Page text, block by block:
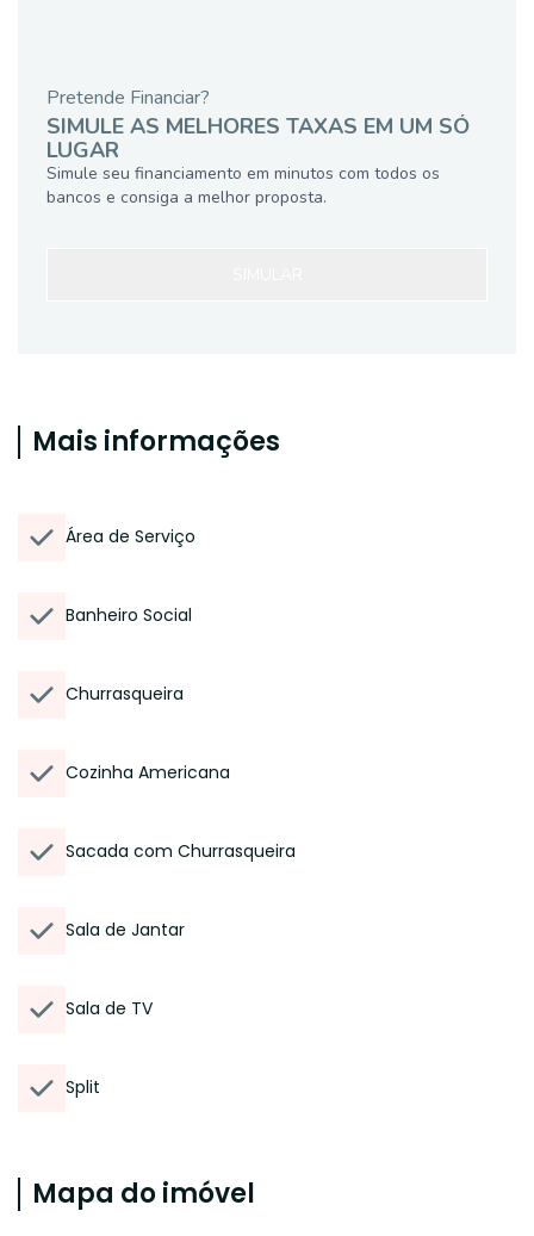
Pretende Financiar?
SIMULE AS MELHORES TAXAS EM UM SÓ
LUGAR
Simule seu financiamento em minutos com todos os
bancos e consiga a melhor proposta.
Mais informações
Área de Serviço
Banheiro Social
Churrasqueira
Cozinha Americana
Sacada com Churrasqueira
Sala de Jantar
Sala de TV
Split
Mapa do imóvel